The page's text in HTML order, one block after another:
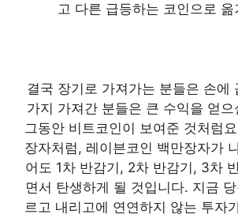
고 다른 급등하는 코인으로 옮
결국 장기로 가져가는 분들은 손에
가지 가져간 분들은 큰 수익을 얻
그동안 비트코인이 보여준 것처럼
장자처럼, 레이븐코인 백만장자가
어도 1차 반감기, 2차 반감기, 3차
면서 탄생하게 될 것입니다. 지금
르고 내리고에 연연하지 않는 투자